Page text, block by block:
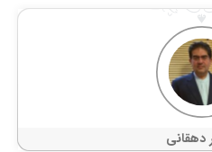
دهقانی